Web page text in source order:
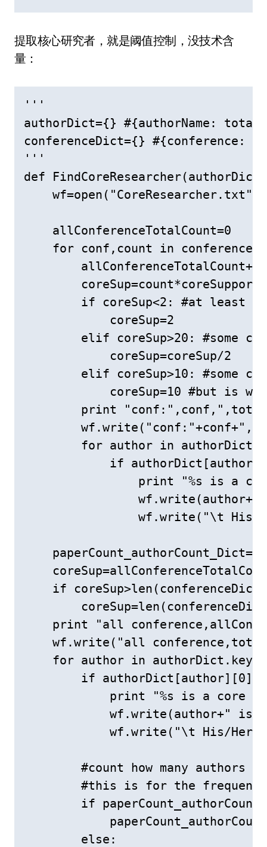
提取核心研究者，就是阈值控制，没技术含
量：
'''
authorDict={} #{authorName:
conferenceDict={} #{conference:
'''
def
    allConferenceTotalCount=0
for conf,count in
        coreSup=count*coreSupport
if coreSup<2: #at least
            coreSup=2
elif coreSup>20: #some
            coreSup=coreSup/2
elif coreSup>10: #some
coreSup=10 #but is
print
for author in
if
print "%s is a
wf.write("\t
    paperCount_authorCount_Dict={}
if
print "all
wf.write("all
for author in
if
print "%s is a core
wf.write(author+" is
wf.write("\t His/Her
#count how many authors
#this is for the frequent
if
        else: